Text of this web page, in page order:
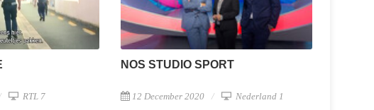
RTL 7
NOS STUDIO SPORT
12 December 2020 Nederland 1